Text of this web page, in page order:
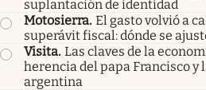
suplantación de identidad
Motosierra. El gasto volvió a
superávit fiscal: dónde se
Visita. Las claves de la
herencia del papa Francisco y
argentina